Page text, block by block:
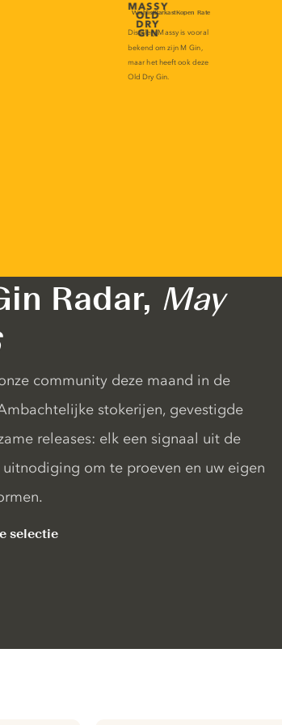
Radar, May
community deze maand in de
stokerijen, gevestigde
releases: elk een signaal uit de
uitnodiging om te proeven en uw eigen
selectie